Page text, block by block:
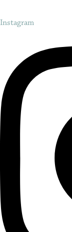
Instagram